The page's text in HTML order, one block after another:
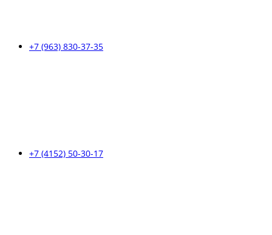
+7 (963) 830-37-35
+7 (4152) 50-30-17